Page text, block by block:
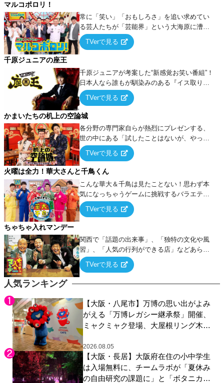
人気ランキング
【大阪・八尾市】万博の思い出がよみ
がえる「万博レガシー継承祭」開催、
ミャクミャク登場、大屋根リング木材
展示も
2026.08.05
【大阪・長居】大阪府在住の小中学生
は入場無料に、チームラボが「夏休み
の自由研究の課題に」と「ボタニカル
マルコポロリ！
常に「笑い」「おもしろさ」を追い求めてい
る芸人たちが「芸能界」という大海原に漕ぎ
出でて、新たなオモシロ人間を発掘する！
TVerで見る
千原ジュニアの座王
千原ジュニアが考案した“新感覚お笑い番組”！
日本人なら誰もが馴染みのある『イス取りゲ
ーム』をベースに、大喜利・ギャグ・モノボ
ケ・歌…など様々なお題で芸人がショートネ
タを競い合う！
TVerで見る
かまいたちの机上の空論城
各分野の専門家自らが熱烈にプレゼンする、
世の中にある「試したことはないが、やって
みたらこうなる！…ハズ」という“机上の空
論”に若手芸人らがカラダを張って挑む！
TVerで見る
火曜は全力！華大さんと千鳥くん
こんな華大＆千鳥は見たことない！思わず本
気になっちゃうゲームに挑戦するバラエティ
ー！
TVerで見る
ちゃちゃ入れマンデー
関西で「話題の出来事」、「独特の文化や風
習」、「人気の行列ができる店」などあらゆ
るテーマについて好き放題にちゃちゃを入れ
ていく関西色を前面に押し出したトークバラ
TVerで見る